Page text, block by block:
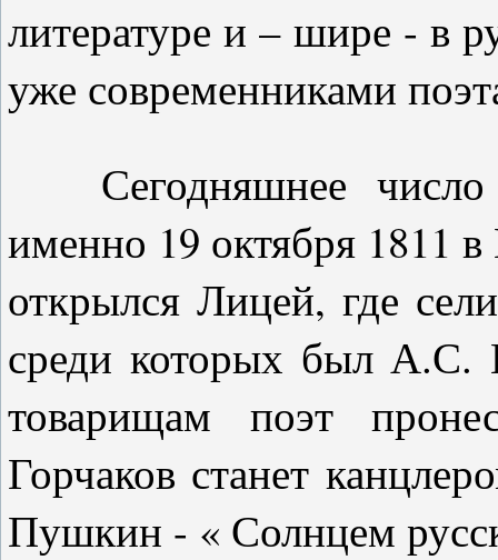
литературе и – шире - в
уже современниками
Сегодняшнее число
именно 19 октября 1811
открылся Лицей, где
среди которых был
товарищам поэт
Горчаков станет
Пушкин - « Солнцем